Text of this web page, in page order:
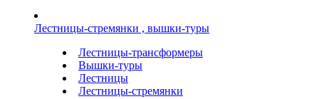
Лестницы-стремянки , вышки-туры
Лестницы-трансформеры
Вышки-туры
Лестницы
Лестницы-стремянки